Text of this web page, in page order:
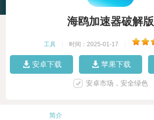
海鸥加速器破解版
工具 时间：2025-01-17
安卓下载 苹果下载
安卓市场，安全绿色
简介